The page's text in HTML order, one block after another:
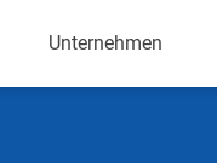
Unternehmen